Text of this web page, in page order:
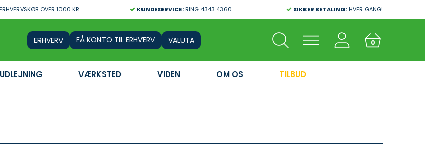
OVER 1000 KR. KUNDESERVICE:RING 4343 4360 SIKKER BETALING:HVER GANG!
FÅ KONTO TIL ERHVERV VALUTA 0
UDLEJNING VÆRKSTED VIDEN OM OS TILBUD